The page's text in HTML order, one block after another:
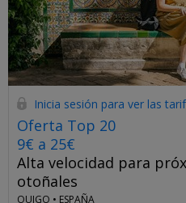
Inicia sesión para ver las
Oferta Top 20
9€ a 25€
Alta velocidad para
otoñales
OUIGO • ESPAÑA